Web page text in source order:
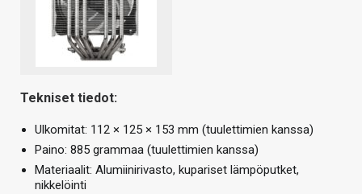
Tekniset tiedot:
Ulkomitat: 112 × 125 × 153 mm (tuulettimien kanssa)
Paino: 885 grammaa (tuulettimien kanssa)
Materiaalit: Alumiinirivasto, kupariset lämpöputket,
nikkelöinti